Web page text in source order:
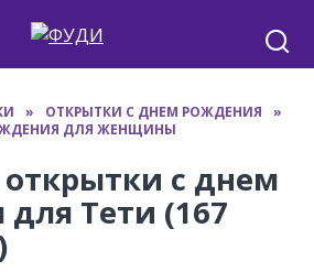
» ОТКРЫТКИ С ДНЕМ РОЖДЕНИЯ
»
ДЛЯ ЖЕНЩИНЫ
с днем
Тети (167